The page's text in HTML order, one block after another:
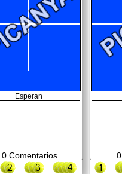
Esperan
0Comentarios 0